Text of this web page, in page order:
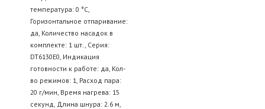
температура: 0 °C,
Горизонтальное отпаривание:
да, Количество насадок в
комплекте: 1 шт., Серия:
DT6130E0, Индикация
готовности к работе: да, Кол-
во режимов: 1, Расход пара:
20 г/мин, Время нагрева: 15
секунд, Длина шнура: 2.6 м,